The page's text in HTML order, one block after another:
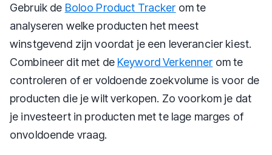
Gebruik de Boloo Product Tracker om te
analyseren welke producten het meest
winstgevend zijn voordat je een leverancier kiest.
Combineer dit met de Keyword Verkenner om te
controleren of er voldoende zoekvolume is voor de
producten die je wilt verkopen. Zo voorkom je dat
je investeert in producten met te lage marges of
onvoldoende vraag.